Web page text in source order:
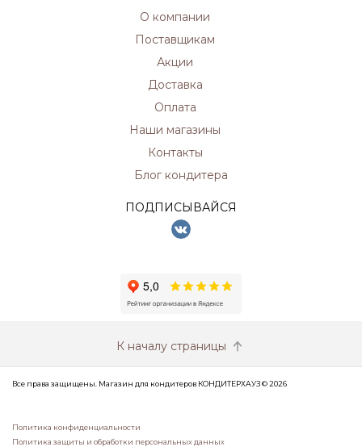
О компании
Поставщикам
Акции
Доставка
Оплата
Наши магазины
Контакты
Блог кондитера
ПОДПИСЫВАЙСЯ
К началу страницы
Все права защищены. Магазин для кондитеров КОНДИТЕРХАУЗ © 2026
Политика конфиденциальности
Политика защиты и обработки персональных данных